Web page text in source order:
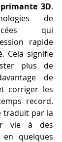
3D.
de
qui
rapide
Cela signifie
plus de
de
corriger les
record.
traduit par la
vie à des
en quelques